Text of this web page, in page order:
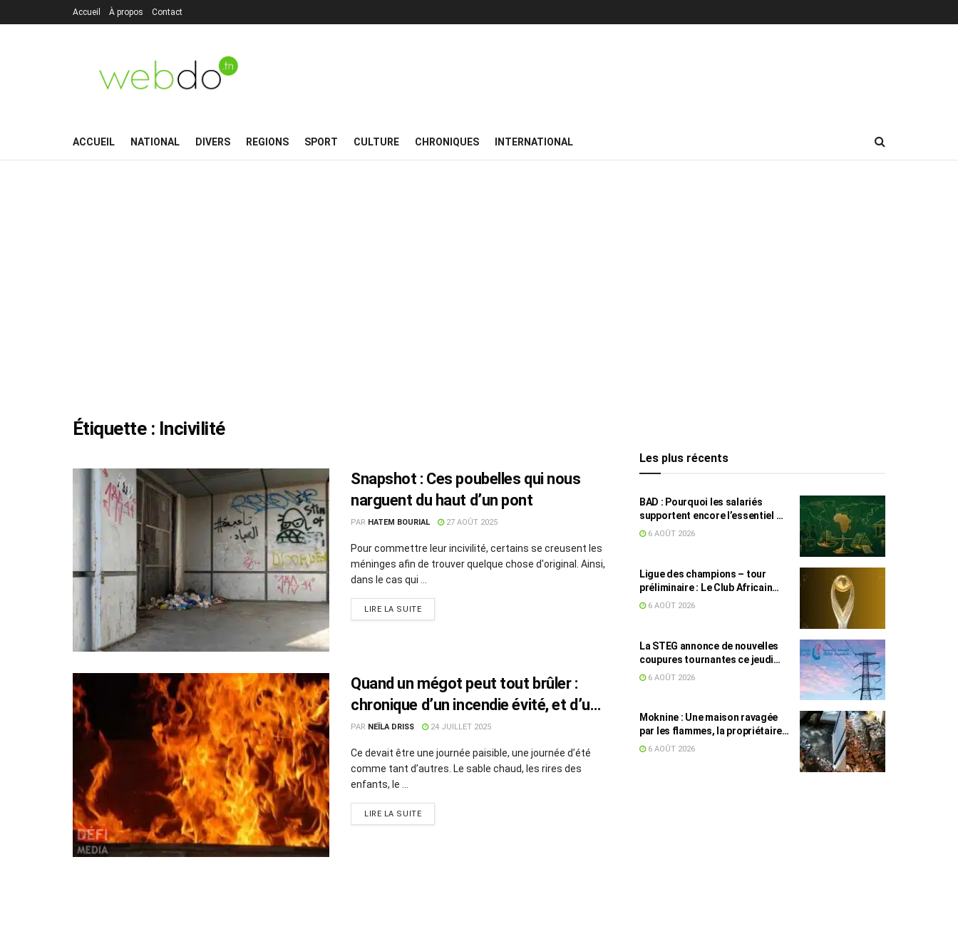
Accueil À propos Contact
ACCUEIL NATIONAL DIVERS REGIONS SPORT CULTURE CHRONIQUES INTERNATIONAL
Étiquette : Incivilité
Snapshot : Ces poubelles qui nous
narguent du haut d’un pont
PAR HATEM BOURIAL 27 AOÛT 2025
Pour commettre leur incivilité, certains se creusent les
méninges afin de trouver quelque chose d'original. Ainsi,
dans le cas qui ...
LIRE LA SUITE
Quand un mégot peut tout brûler :
chronique d’un incendie évité, et d’un
mal profond
PAR NEÏLA DRISS 24 JUILLET 2025
Ce devait être une journée paisible, une journée d’été
comme tant d’autres. Le sable chaud, les rires des
enfants, le ...
LIRE LA SUITE
Les plus récents
BAD : Pourquoi les salariés
supportent encore l’essentiel de
l’effort fiscal en Tunisie
6 AOÛT 2026
Ligue des champions – tour
préliminaire : Le Club Africain
face au Djoliba AC
6 AOÛT 2026
La STEG annonce de nouvelles
coupures tournantes ce jeudi
dans plusieurs régions
6 AOÛT 2026
Moknine : Une maison ravagée
par les flammes, la propriétaire
accuse la STEG et la SONEDE
6 AOÛT 2026